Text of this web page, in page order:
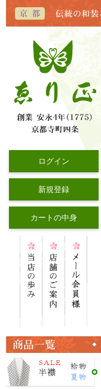
ログイン
新規登録
カートの中身